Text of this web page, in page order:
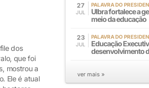
dos
que foi
mostrou a
Ele é atual
27
JUL
PALAVRA DO
Ulbra fortalece a
meio da educação
23
JUL
PALAVRA DO
Educação
desenvolvimento
ver mais »